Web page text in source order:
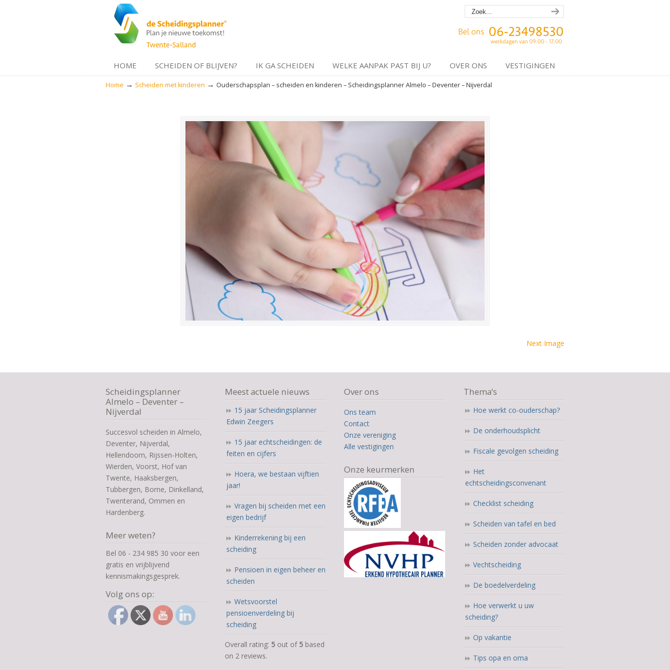
HOME SCHEIDEN OF BLIJVEN? IK GA SCHEIDEN WELKE AANPAK PAST BIJ U? OVER ONS VESTIGINGEN
Navigation
Home → Scheiden met kinderen → Ouderschapsplan – scheiden en kinderen – Scheidingsplanner Almelo – Deventer – Nijverdal
Next Image
Scheidingsplanner
Almelo – Deventer –
Nijverdal
Succesvol scheiden in Almelo,
Deventer, Nijverdal,
Hellendoorn, Rijssen-Holten,
Wierden, Voorst, Hof van
Twente, Haaksbergen,
Tubbergen, Borne, Dinkelland,
Twenterand, Ommen en
Hardenberg.
Meer weten?
Bel 06 - 234 985 30 voor een
gratis en vrijblijvend
kennismakingsgesprek.
Volg ons op:
Meest actuele nieuws
15 jaar Scheidingsplanner
Edwin Zeegers
15 jaar echtscheidingen: de
feiten en cijfers
Hoera, we bestaan vijftien
jaar!
Vragen bij scheiden met een
eigen bedrijf
Kinderrekening bij een
scheiding
Pensioen in eigen beheer en
scheiden
Wetsvoorstel
pensioenverdeling bij
scheiding
5,0
rating
Overall rating: 5 out of 5 based
on 2 reviews.
Over ons
Ons team
Contact
Onze vereniging
Alle vestigingen
Onze keurmerken
Thema’s
Hoe werkt co-ouderschap?
De onderhoudsplicht
Fiscale gevolgen scheiding
Het
echtscheidingsconvenant
Checklist scheiding
Scheiden van tafel en bed
Scheiden zonder advocaat
Vechtscheiding
De boedelverdeling
Hoe verwerkt u uw
scheiding?
Op vakantie
Tips opa en oma